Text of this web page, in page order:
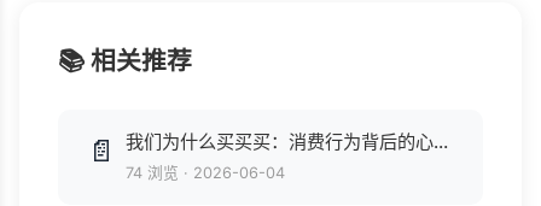
📚 相关推荐
📄 我们为什么买买买：消费行为背后的心理学奥秘.mobi
74 浏览 · 2026-06-04